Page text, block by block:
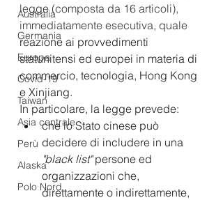
Australia
Germania
Europa
Covid-19
Taiwan
Asia centrale
Perù
Alaska
Polo Nord
legge (composta da 16 articoli),
immediatamente esecutiva, quale
reazione ai provvedimenti
statunitensi ed europei in materia di
commercio, tecnologia, Hong Kong
e Xinjiang.
In particolare, la legge prevede:
che lo Stato cinese può
decidere di includere in una
"black list" persone ed
organizzazioni che,
direttamente o indirettamente,